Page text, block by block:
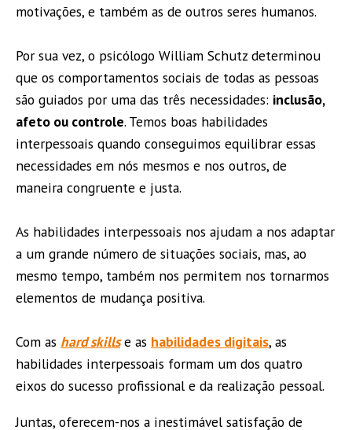
motivações, e também as de outros seres humanos.
Por sua vez, o psicólogo William Schutz determinou
que os comportamentos sociais de todas as pessoas
são guiados por uma das três necessidades: inclusão,
afeto ou controle. Temos boas habilidades
interpessoais quando conseguimos equilibrar essas
necessidades em nós mesmos e nos outros, de
maneira congruente e justa.
As habilidades interpessoais nos ajudam a nos adaptar
a um grande número de situações sociais, mas, ao
mesmo tempo, também nos permitem nos tornarmos
elementos de mudança positiva.
Com as hard skillse as habilidades digitais, as
habilidades interpessoais formam um dos quatro
eixos do sucesso profissional e da realização pessoal.
Juntas, oferecem-nos a inestimável satisfação de